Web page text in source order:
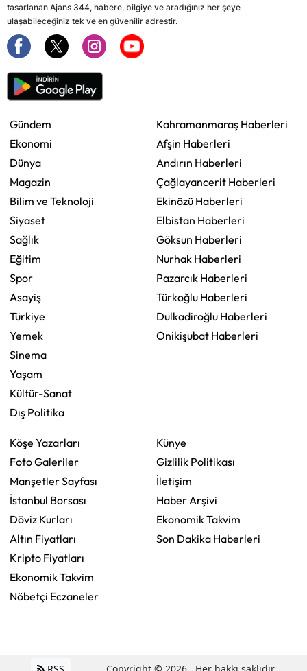
tasarlanan Ajans 344, habere, bilgiye ve aradığınız her şeye
ulaşabileceğiniz tek ve en güvenilir adrestir.
Gündem
Ekonomi
Dünya
Magazin
Bilim ve Teknoloji
Siyaset
Sağlık
Eğitim
Spor
Asayiş
Türkiye
Yemek
Sinema
Yaşam
Kültür-Sanat
Dış Politika
Kahramanmaraş Haberleri
Afşin Haberleri
Andırın Haberleri
Çağlayancerit Haberleri
Ekinözü Haberleri
Elbistan Haberleri
Göksun Haberleri
Nurhak Haberleri
Pazarcık Haberleri
Türkoğlu Haberleri
Dulkadiroğlu Haberleri
Onikişubat Haberleri
Köşe Yazarları
Foto Galeriler
Manşetler Sayfası
İstanbul Borsası
Döviz Kurları
Altın Fiyatları
Kripto Fiyatları
Ekonomik Takvim
Nöbetçi Eczaneler
Künye
Gizlilik Politikası
İletişim
Haber Arşivi
Ekonomik Takvim
Son Dakika Haberleri